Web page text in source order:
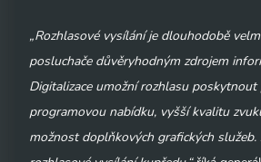
„Rozhlasové vysílání je dlouhodobě
posluchače důvěryhodným zdrojem
Digitalizace umožní rozhlasu
programovou nabídku, vyšší kvalitu
možnost doplňkových grafických